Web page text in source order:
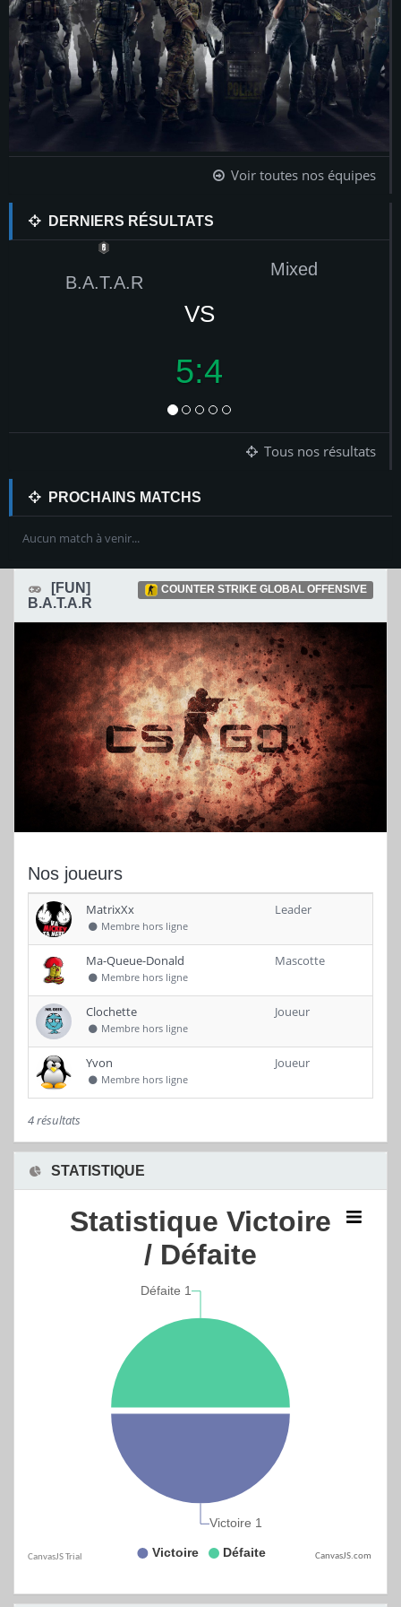
Voir toutes nos équipes
DERNIERS RÉSULTATS
Tous nos résultats
PROCHAINS MATCHS
Aucun match à venir...
COUNTER STRIKE GLOBAL OFFENSIVE
[FUN]
B.A.T.A.R
Nos joueurs
MatrixXx
Membre hors ligne
Leader
Ma-Queue-Donald
Membre hors ligne
Mascotte
Clochette
Membre hors ligne
Joueur
Yvon
Membre hors ligne
Joueur
4 résultats
STATISTIQUE
CanvasJS.com